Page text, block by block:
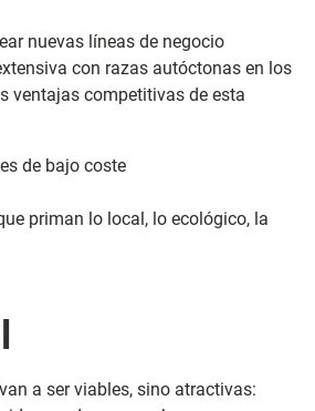
nuevas líneas de negocio
con razas autóctonas en los
ventajas competitivas de esta
de bajo coste
priman lo local, lo ecológico, la
a ser viables, sino atractivas: